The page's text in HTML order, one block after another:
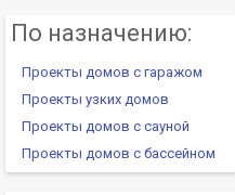
По назначению:
Проекты домов с гаражом
Проекты узких домов
Проекты домов с сауной
Проекты домов с бассейном